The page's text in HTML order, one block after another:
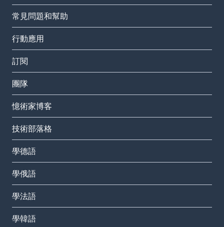
常見問題和幫助
行動應用
訂閱
團隊
憶術家博客
技術部落格
學德語
學俄語
學法語
學韓語